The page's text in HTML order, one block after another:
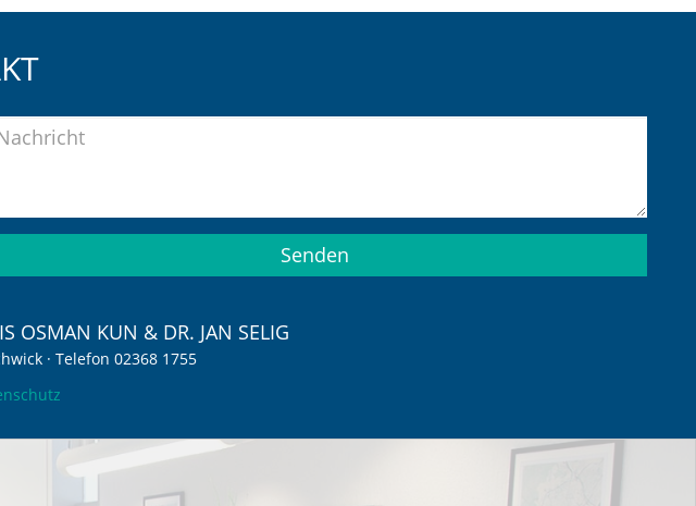
Senden
OSMAN KUN & DR. JAN SELIG
· Telefon 02368 1755